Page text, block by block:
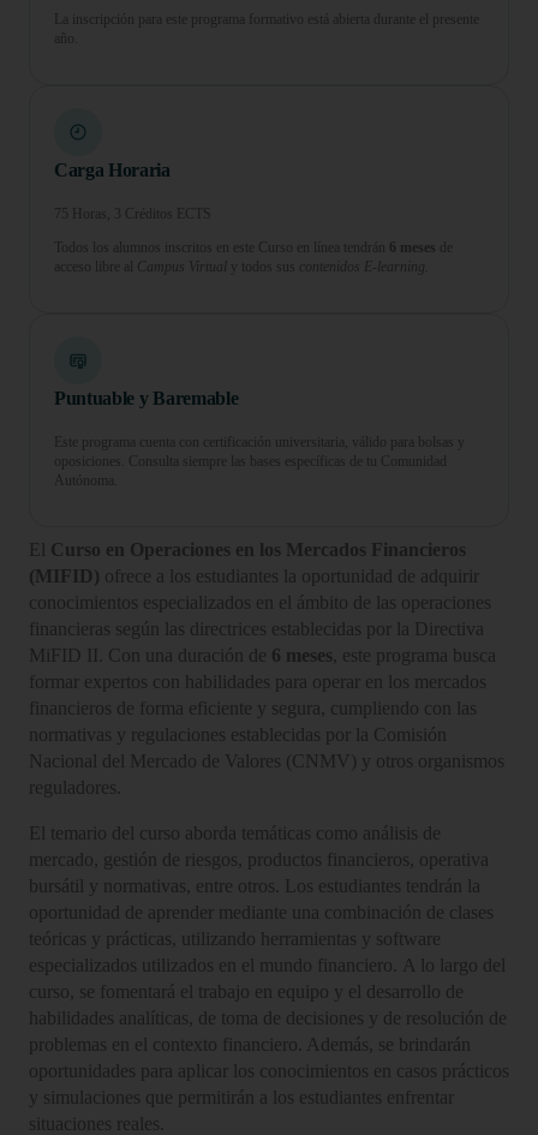
La inscripción para este programa formativo está abierta durante el presente
año.
Carga Horaria
75 Horas, 3 Créditos ECTS
Todos los alumnos inscritos en este Curso en línea tendrán 6 meses de
acceso libre al Campus Virtual y todos sus contenidos E-learning.
Puntuable y Baremable
Este programa cuenta con certificación universitaria, válido para bolsas y
oposiciones. Consulta siempre las bases específicas de tu Comunidad
Autónoma.
El Curso en Operaciones en los Mercados Financieros
(MIFID) ofrece a los estudiantes la oportunidad de adquirir
conocimientos especializados en el ámbito de las operaciones
financieras según las directrices establecidas por la Directiva
MiFID II. Con una duración de 6 meses , este programa busca
formar expertos con habilidades para operar en los mercados
financieros de forma eficiente y segura, cumpliendo con las
normativas y regulaciones establecidas por la Comisión
Nacional del Mercado de Valores (CNMV) y otros organismos
reguladores.
El temario del curso aborda temáticas como análisis de
mercado, gestión de riesgos, productos financieros, operativa
bursátil y normativas, entre otros. Los estudiantes tendrán la
oportunidad de aprender mediante una combinación de clases
teóricas y prácticas, utilizando herramientas y software
especializados utilizados en el mundo financiero. A lo largo del
curso, se fomentará el trabajo en equipo y el desarrollo de
habilidades analíticas, de toma de decisiones y de resolución de
problemas en el contexto financiero. Además, se brindarán
oportunidades para aplicar los conocimientos en casos prácticos
y simulaciones que permitirán a los estudiantes enfrentar
situaciones reales.